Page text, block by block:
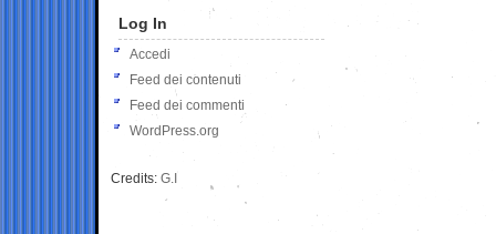
Log In
Accedi
Feed dei contenuti
Feed dei commenti
WordPress.org
Credits: G.I